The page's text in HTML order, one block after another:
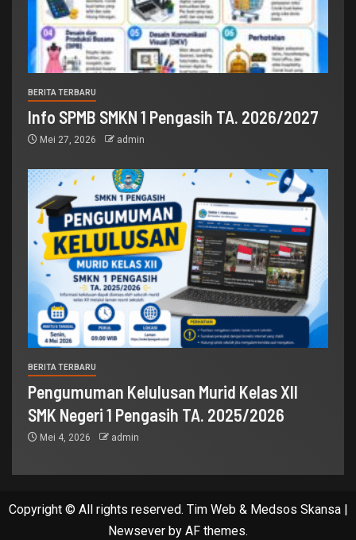
BERITA TERBARU
Info SPMB SMKN 1 Pengasih TA. 2026/2027
Mei 27, 2026 admin
BERITA TERBARU
Pengumuman Kelulusan Murid Kelas XII
SMK Negeri 1 Pengasih TA. 2025/2026
Mei 4, 2026 admin
Copyright © All rights reserved. Tim Web & Medsos Skansa |
Newsever by AF themes.